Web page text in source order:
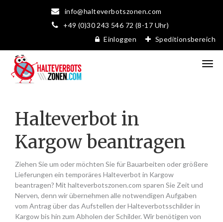
info@halteverbotszonen.com
+49 (0)30 243 546 72 (8-17 Uhr)
Einloggen
Speditionsbereich
Halteverbot in
Kargow beantragen
Ziehen Sie um oder möchten Sie für Bauarbeiten oder größere
Lieferungen ein temporäres Halteverbot in Kargow
beantragen? Mit halteverbotszonen.com sparen Sie Zeit und
Nerven, denn wir übernehmen alle notwendigen Aufgaben
vom Antrag über das Aufstellen der Halteverbotsschilder in
Kargow bis hin zum Abholen der Schilder. Wir benötigen von